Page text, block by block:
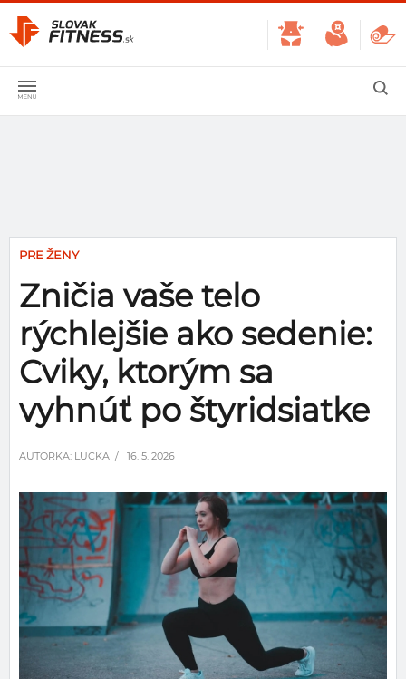
PRE ŽENY
Zničia vaše telo
rýchlejšie ako sedenie:
Cviky, ktorým sa
vyhnúť po štyridsiatke
AUTORKA: LUCKA / 16. 5. 2026